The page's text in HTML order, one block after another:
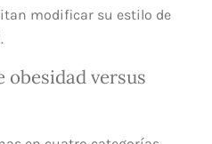
modificar su estilo de
versus